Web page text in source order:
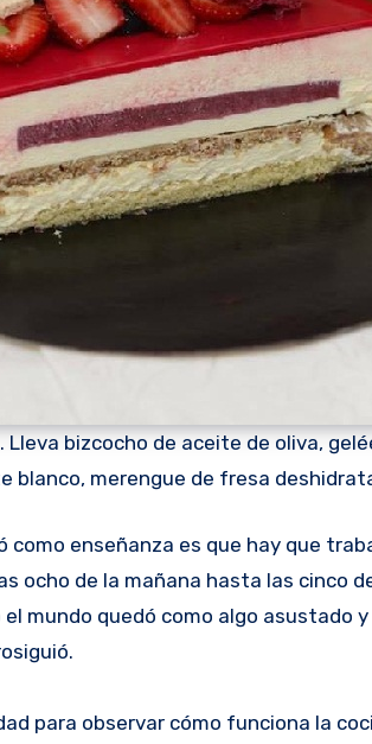
bizcocho de aceite de oliva,
blanco, merengue de fresa
enseñanza es que hay que
ocho de la mañana hasta las cinco
mundo quedó como algo asustado
para observar cómo funciona la